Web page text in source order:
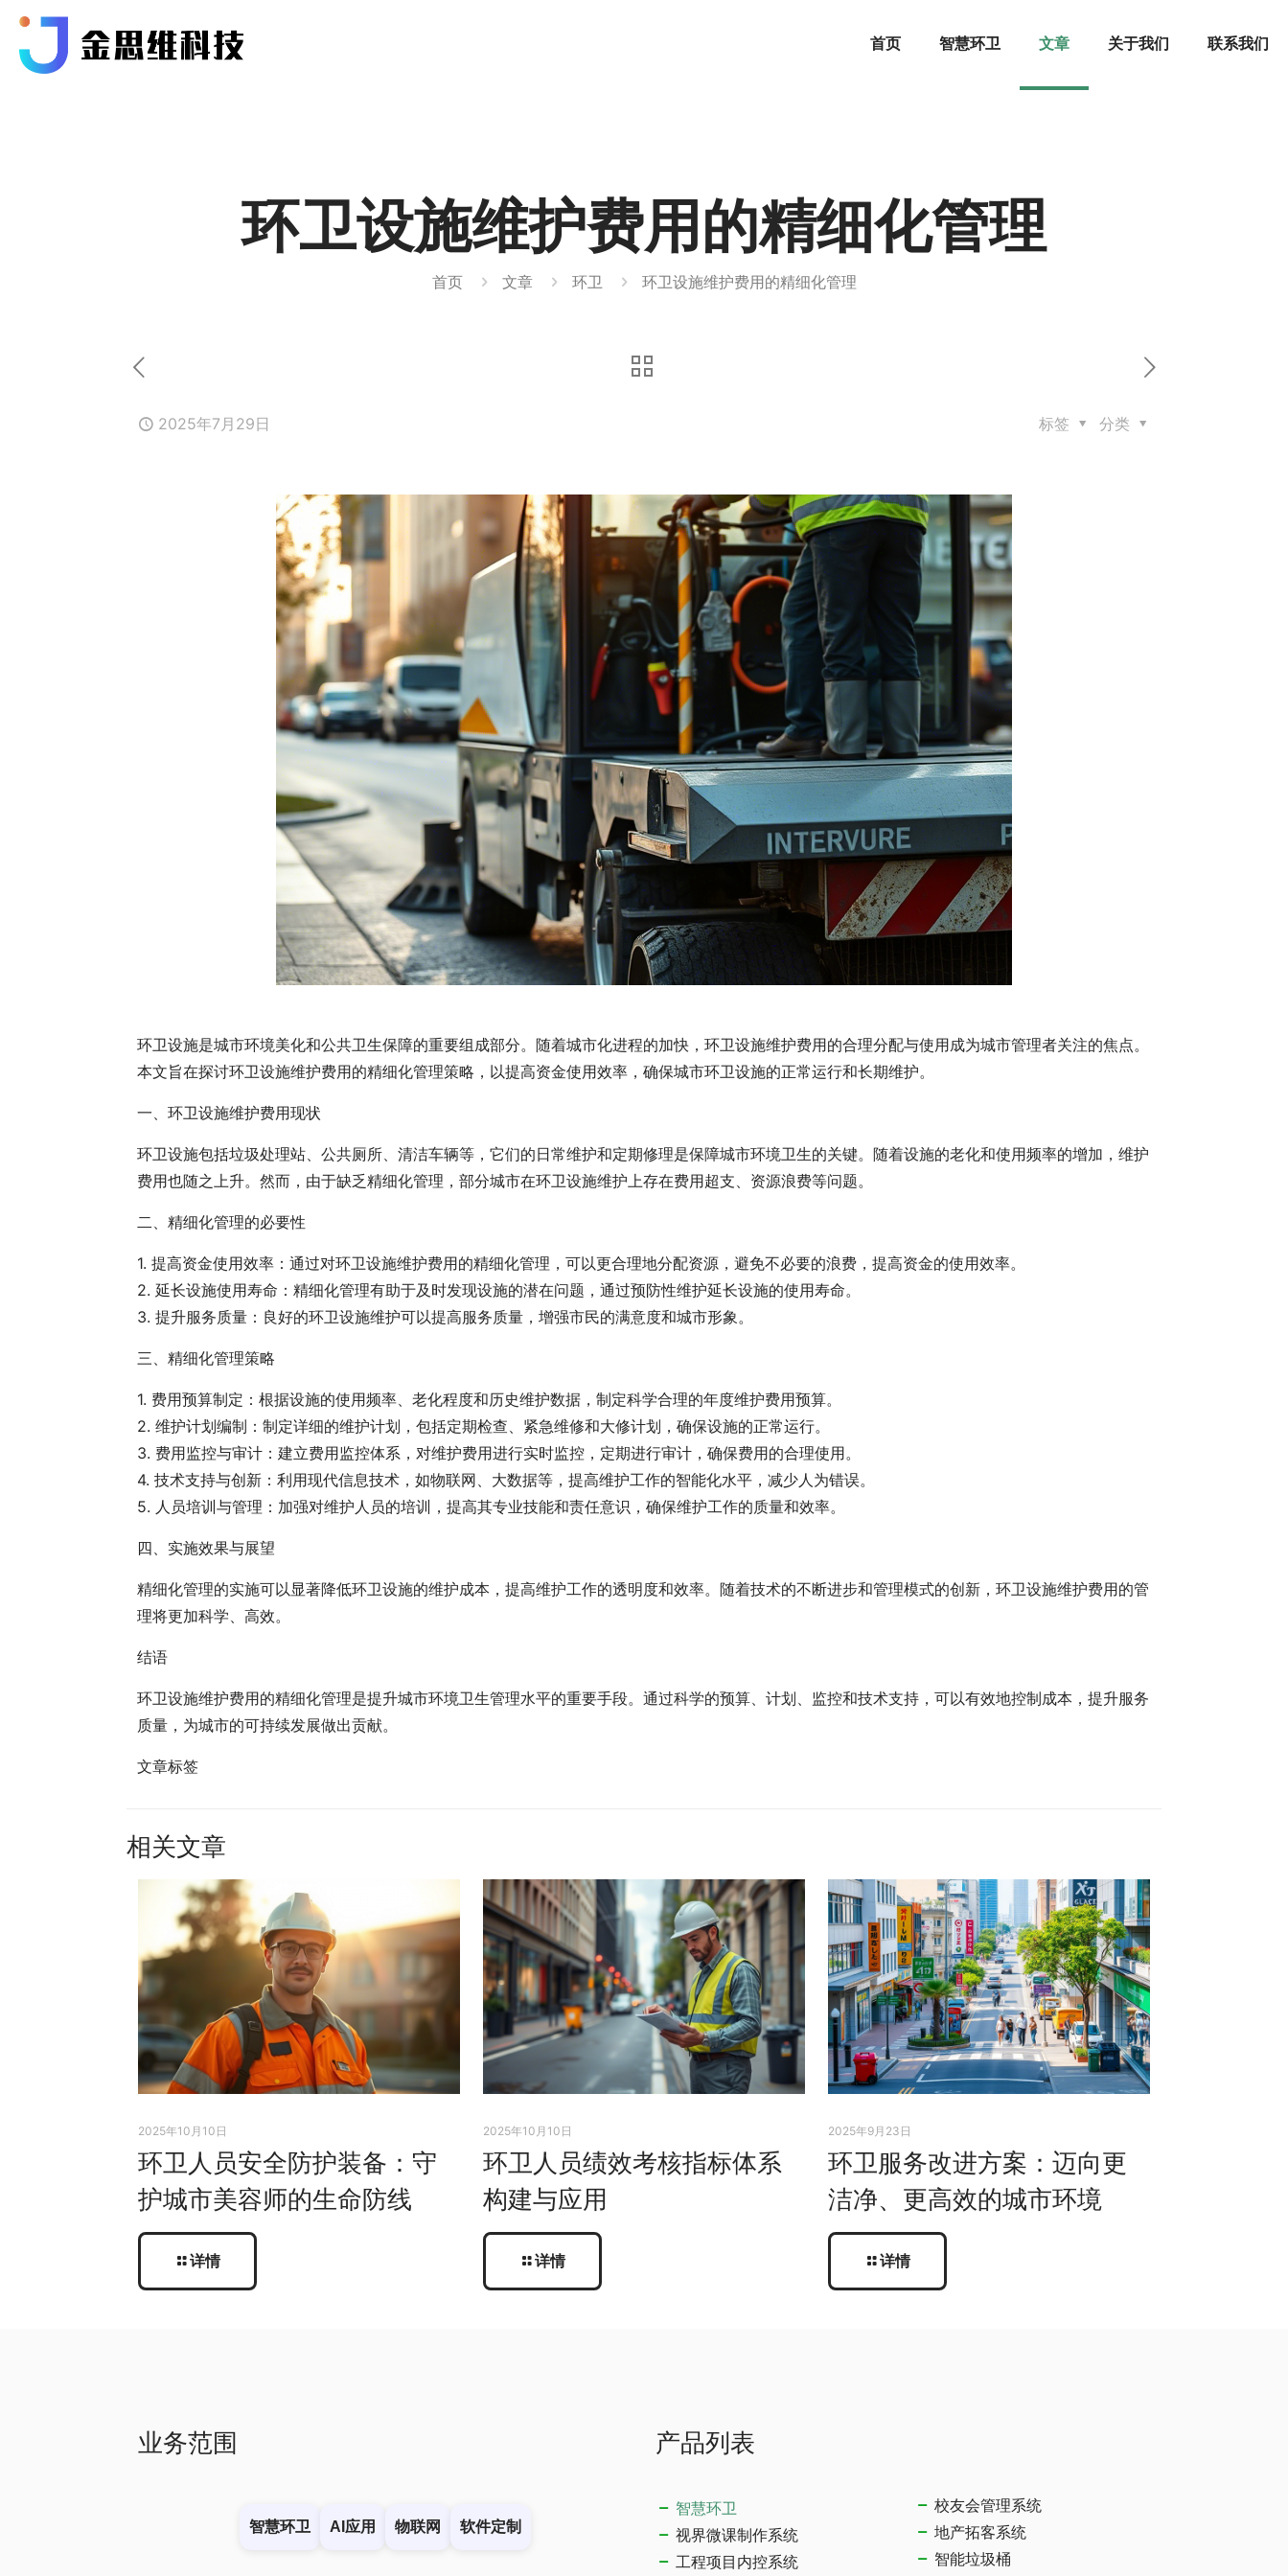
首页 智慧环卫 文章 关于我们 联系我们
环卫设施维护费用的精细化管理
首页 文章 环卫 环卫设施维护费用的精细化管理
2025年7月29日 分类
标签
环卫设施是城市环境美化和公共卫生保障的重要组成部分。随着城市化进程的加快，环卫设施维护费用的合理分配与使用成为城市管理者关注的焦点。
本文旨在探讨环卫设施维护费用的精细化管理策略，以提高资金使用效率，确保城市环卫设施的正常运行和长期维护。
一、环卫设施维护费用现状
环卫设施包括垃圾处理站、公共厕所、清洁车辆等，它们的日常维护和定期修理是保障城市环境卫生的关键。随着设施的老化和使用频率的增加，维护
费用也随之上升。然而，由于缺乏精细化管理，部分城市在环卫设施维护上存在费用超支、资源浪费等问题。
二、精细化管理的必要性
1. 提高资金使用效率：通过对环卫设施维护费用的精细化管理，可以更合理地分配资源，避免不必要的浪费，提高资金的使用效率。
2. 延长设施使用寿命：精细化管理有助于及时发现设施的潜在问题，通过预防性维护延长设施的使用寿命。
3. 提升服务质量：良好的环卫设施维护可以提高服务质量，增强市民的满意度和城市形象。
三、精细化管理策略
1. 费用预算制定：根据设施的使用频率、老化程度和历史维护数据，制定科学合理的年度维护费用预算。
2. 维护计划编制：制定详细的维护计划，包括定期检查、紧急维修和大修计划，确保设施的正常运行。
3. 费用监控与审计：建立费用监控体系，对维护费用进行实时监控，定期进行审计，确保费用的合理使用。
4. 技术支持与创新：利用现代信息技术，如物联网、大数据等，提高维护工作的智能化水平，减少人为错误。
5. 人员培训与管理：加强对维护人员的培训，提高其专业技能和责任意识，确保维护工作的质量和效率。
四、实施效果与展望
精细化管理的实施可以显著降低环卫设施的维护成本，提高维护工作的透明度和效率。随着技术的不断进步和管理模式的创新，环卫设施维护费用的管
理将更加科学、高效。
结语
环卫设施维护费用的精细化管理是提升城市环境卫生管理水平的重要手段。通过科学的预算、计划、监控和技术支持，可以有效地控制成本，提升服务
质量，为城市的可持续发展做出贡献。
文章标签
相关文章
2025年10月10日
环卫人员安全防护装备：守
护城市美容师的生命防线
详情
2025年10月10日
环卫人员绩效考核指标体系
构建与应用
详情
2025年9月23日
环卫服务改进方案：迈向更
洁净、更高效的城市环境
详情
业务范围
智慧环卫 AI应用 物联网 软件定制
产品列表
智慧环卫
视界微课制作系统
工程项目内控系统
校友会管理系统
地产拓客系统
智能垃圾桶